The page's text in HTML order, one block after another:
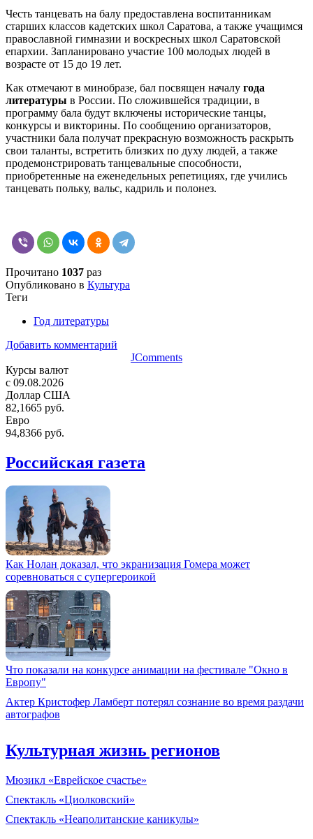
Честь танцевать на балу предоставлена воспитанникам
старших классов кадетских школ Саратова, а также учащимся
православной гимназии и воскресных школ Саратовской
епархии. Запланировано участие 100 молодых людей в
возрасте от 15 до 19 лет.
Как отмечают в минобразе, бал посвящен началу года
литературы в России. По сложившейся традиции, в
программу бала будут включены исторические танцы,
конкурсы и викторины. По сообщению организаторов,
участники бала получат прекрасную возможность раскрыть
свои таланты, встретить близких по духу людей, а также
продемонстрировать танцевальные способности,
приобретенные на еженедельных репетициях, где учились
танцевать польку, вальс, кадриль и полонез.
Прочитано 1037 раз
Опубликовано в Культура
Теги
Год литературы
Добавить комментарий
JComments
Курсы валют
c 09.08.2026
Доллар США
82,1665 руб.
Евро
94,8366 руб.
Российская газета
Как Нолан доказал, что экранизация Гомера может
соревноваться с супергероикой
Что показали на конкурсе анимации на фестивале "Окно в
Европу"
Актер Кристофер Ламберт потерял сознание во время раздачи
автографов
Культурная жизнь регионов
Мюзикл «Еврейское счастье»
Спектакль «Циолковский»
Спектакль «Неаполитанские каникулы»